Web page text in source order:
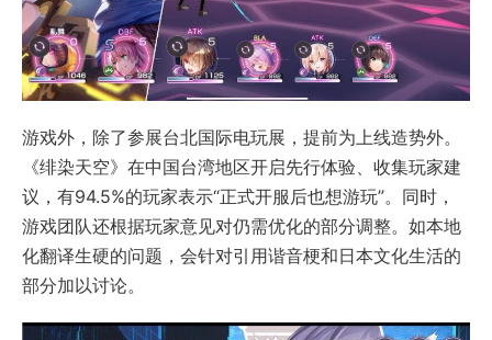
游戏外，除了参展台北国际电玩展，提前为上线造势外。
《绯染天空》在中国台湾地区开启先行体验、收集玩家建
议，有94.5%的玩家表示“正式开服后也想游玩”。同时，
游戏团队还根据玩家意见对仍需优化的部分调整。如本地
化翻译生硬的问题，会针对引用谐音梗和日本文化生活的
部分加以讨论。